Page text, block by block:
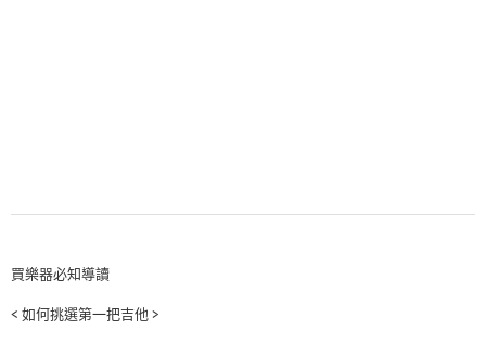
買樂器必知導讀
< 如何挑選第一把吉他 >